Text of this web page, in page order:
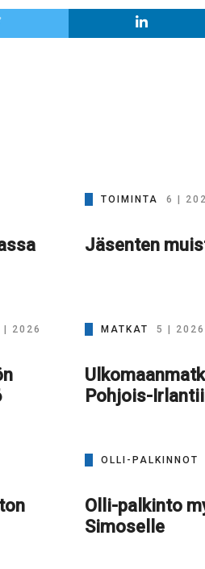
TOIMINTA 6 |
Jäsenten
| 2026 MATKAT 5 | 2026
Pohjois-
OLLI-PALKINNOT
Olli-palkinto
Simoselle